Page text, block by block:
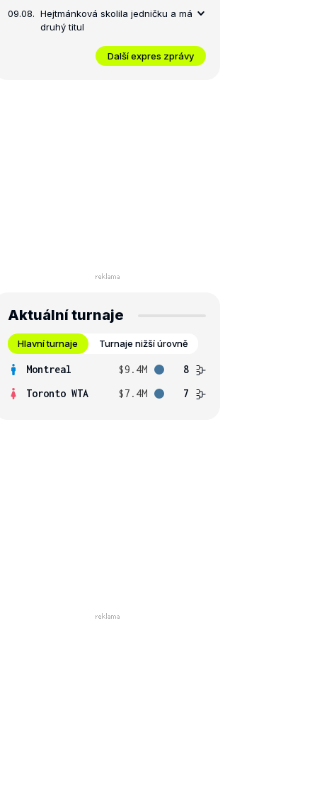
09.08. Hejtmánková skolila jedničku a má
druhý titul
Další expres zprávy
Aktuální turnaje
Hlavní turnaje Turnaje nižší úrovně
Montreal $9.4M
8
Toronto WTA
$7.4M 7